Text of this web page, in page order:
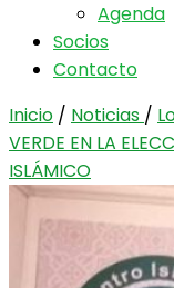
Agenda
Socios
Contacto
Inicio / Noticias /
VERDE EN LA
ISLÁMICO